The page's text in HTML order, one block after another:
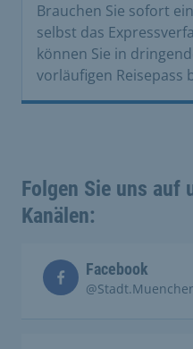
Brauchen Sie sofort
selbst das
können Sie in
vorläufigen Reisepass
Folgen Sie uns auf
Kanälen:
Facebook